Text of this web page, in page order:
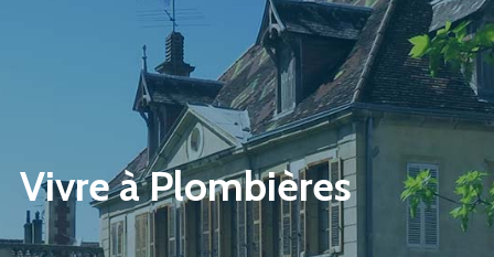
&
Actus
Vivre à Plombières